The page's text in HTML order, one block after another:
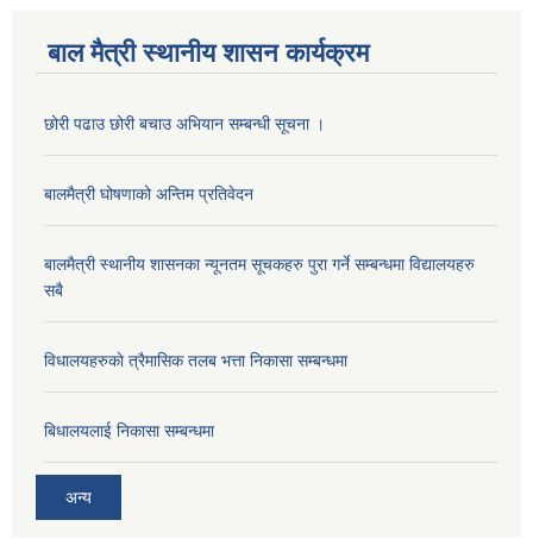
बाल मैत्री स्थानीय शासन कार्यक्रम
छोरी पढाउ छोरी बचाउ अभियान सम्बन्धी सूचना ।
बालमैत्री घोषणाको अन्तिम प्रतिवेदन
बालमैत्री स्थानीय शासनका न्यूनतम सूचकहरु पुरा गर्ने सम्बन्धमा विद्यालयहरु
सबै
विधालयहरुकाे त्रैमासिक तलब भत्ता निकासा सम्बन्धमा
बिधालयलाई निकासा सम्बन्धमा
अन्य